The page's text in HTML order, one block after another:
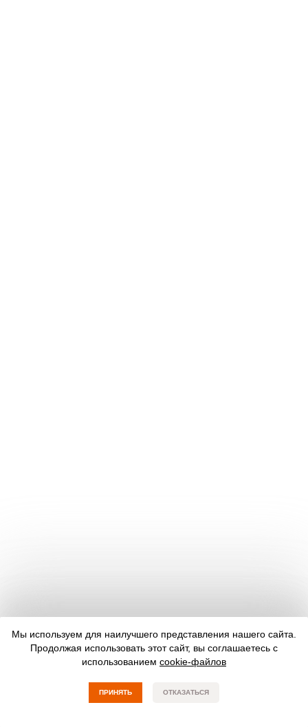
Мы используем для наилучшего представления нашего сайта.
Продолжая использовать этот сайт, вы соглашаетесь с
использованием cookie-файлов
ПРИНЯТЬ ОТКАЗАТЬСЯ